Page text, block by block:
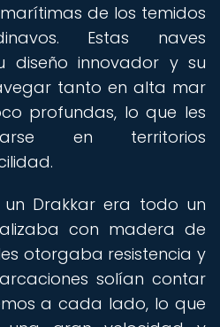
de los temidos
Estas naves
diseño innovador y su
tanto en alta mar
profundas, lo que les
en territorios
Drakkar era todo un
con madera de
otorgaba resistencia y
solían contar
a cada lado, lo que